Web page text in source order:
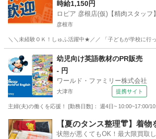
【精肉スタッフ】
時給1,150円
ロピア 彦根店(仮)【精肉スタッフ
彦根市
＼＼未経験ＯＫ！しゅふ活躍中★／／ 「子どもが学校に行
滋賀 彦根市 コンビニ
幼児向け英語教材のPR販売
- 円
ワールド・ファミリー株式会社
大津市 提携サイト
主婦(夫)の働くを応援！ [勤務日数]： 週4日~
滋賀 大津市 営業
【夏のタンス整理👘】着物
状態が悪くてもOK！最大限買取